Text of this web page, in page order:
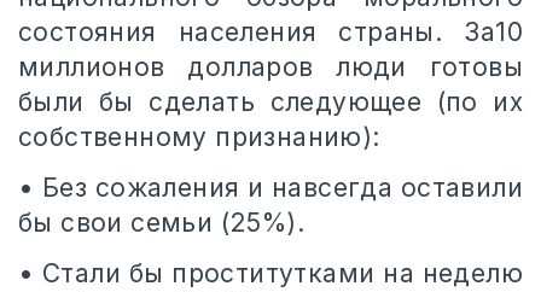
состояния населения страны. За10
миллионов долларов люди готовы
были бы сделать следующее (по их
собственному признанию):
• Без сожаления и навсегда оставили
бы свои семьи (25%).
• Стали бы проститутками на неделю